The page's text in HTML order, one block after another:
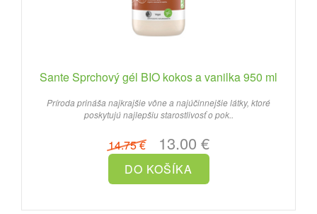
Sante Sprchový gél BIO kokos a vanilka 950 ml
Príroda prináša najkrajšie vône a najúčinnejšie látky, ktoré
poskytujú najlepšiu starostlivosť o pok..
14.75 €13.00 €